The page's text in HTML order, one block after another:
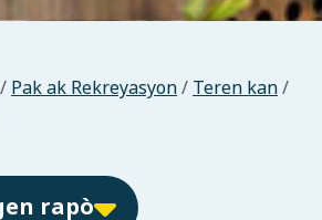
/ Pak ak Rekreyasyon/ Teren kan/
rapò